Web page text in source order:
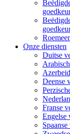
Onze diensten
Duitse
Deense
Franse
Engelse